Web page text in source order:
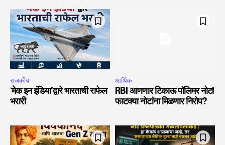
राजकीय
‘मेक इन इंडिया’द्वारे भारताची राफेल
भरारी
आर्थिक
RBI आणणार टिकाऊ पॉलिमर नोट!
फाटक्या नोटांना मिळणार निरोप?